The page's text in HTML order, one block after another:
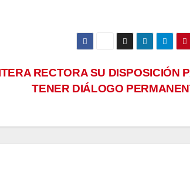
RECTORA SU DISPOSICIÓN
TENER DIÁLOGO